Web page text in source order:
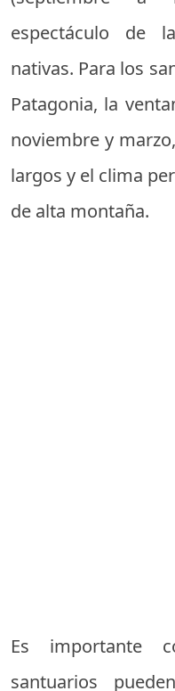
espectáculo de
nativas. Para los
Patagonia, la
noviembre y
largos y el clima
de alta montaña.
Es importante
santuarios